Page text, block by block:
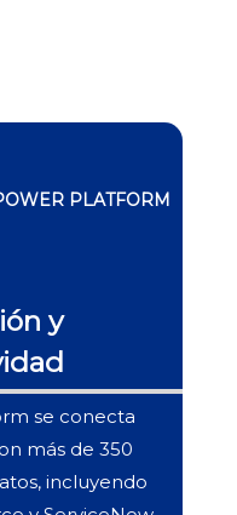
PLATFORM
y
se conecta
más de 350
incluyendo